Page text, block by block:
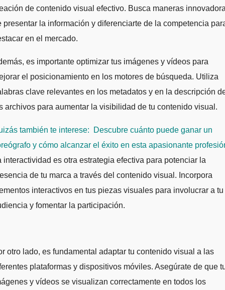
de contenido visual efectivo. Busca maneras
presentar la información y diferenciarte de la competencia
en el mercado.
es importante optimizar tus imágenes y vídeos para
el posicionamiento en los motores de búsqueda. Utiliza
clave relevantes en los metadatos y en la descripción
archivos para aumentar la visibilidad de tu contenido visual.
también te interese:
Descubre cuánto puede ganar un
y cómo alcanzar el éxito en esta apasionante
interactividad es otra estrategia efectiva para potenciar la
de tu marca a través del contenido visual. Incorpora
interactivos en tus piezas visuales para involucrar a tu
y fomentar la participación.
otro lado, es fundamental adaptar tu contenido visual a las
plataformas y dispositivos móviles. Asegúrate de que
y vídeos se visualizan correctamente en todos los